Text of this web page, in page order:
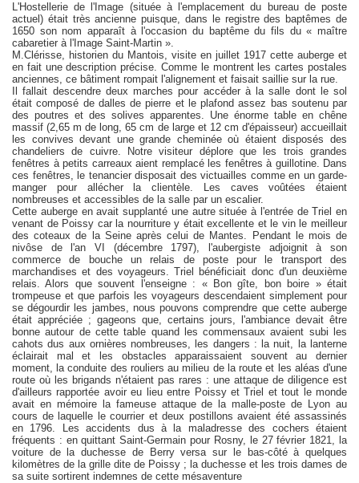
L'Hostellerie de l'Image (située à l'emplacement du bureau de poste
actuel) était très ancienne puisque, dans le registre des baptêmes de
1650 son nom apparaît à l'occasion du baptême du fils du « maître
cabaretier à l'Image Saint-Martin ».
M.Clérisse, historien du Mantois, visite en juillet 1917 cette auberge et
en fait une description précise. Comme le montrent les cartes postales
anciennes, ce bâtiment rompait l'alignement et faisait saillie sur la rue.
Il fallait descendre deux marches pour accéder à la salle dont le sol
était composé de dalles de pierre et le plafond assez bas soutenu par
des poutres et des solives apparentes. Une énorme table en chêne
massif (2,65 m de long, 65 cm de large et 12 cm d'épaisseur) accueillait
les convives devant une grande cheminée où étaient disposés des
chandeliers de cuivre. Notre visiteur déplore que les trois grandes
fenêtres à petits carreaux aient remplacé les fenêtres à guillotine. Dans
ces fenêtres, le tenancier disposait des victuailles comme en un garde-
manger pour allécher la clientèle. Les caves voûtées étaient
nombreuses et accessibles de la salle par un escalier.
Cette auberge en avait supplanté une autre située à l'entrée de Triel en
venant de Poissy car la nourriture y était excellente et le vin le meilleur
des coteaux de la Seine après celui de Mantes. Pendant le mois de
nivôse de l'an VI (décembre 1797), l'aubergiste adjoignit à son
commerce de bouche un relais de poste pour le transport des
marchandises et des voyageurs. Triel bénéficiait donc d'un deuxième
relais. Alors que souvent l'enseigne : « Bon gîte, bon boire » était
trompeuse et que parfois les voyageurs descendaient simplement pour
se dégourdir les jambes, nous pouvons comprendre que cette auberge
était appréciée ; gageons que, certains jours, l'ambiance devait être
bonne autour de cette table quand les commensaux avaient subi les
cahots dus aux ornières nombreuses, les dangers : la nuit, la lanterne
éclairait mal et les obstacles apparaissaient souvent au dernier
moment, la conduite des rouliers au milieu de la route et les aléas d'une
route où les brigands n'étaient pas rares : une attaque de diligence est
d'ailleurs rapportée avoir eu lieu entre Poissy et Triel et tout le monde
avait en mémoire la fameuse attaque de la malle-poste de Lyon au
cours de laquelle le courrier et deux postillons avaient été assassinés
en 1796. Les accidents dus à la maladresse des cochers étaient
fréquents : en quittant Saint-Germain pour Rosny, le 27 février 1821, la
voiture de la duchesse de Berry versa sur le bas-côté à quelques
kilomètres de la grille dite de Poissy ; la duchesse et les trois dames de
sa suite sortirent indemnes de cette mésaventure